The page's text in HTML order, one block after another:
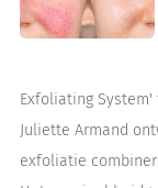
Exfoliating
Juliette Armand
exfoliatie